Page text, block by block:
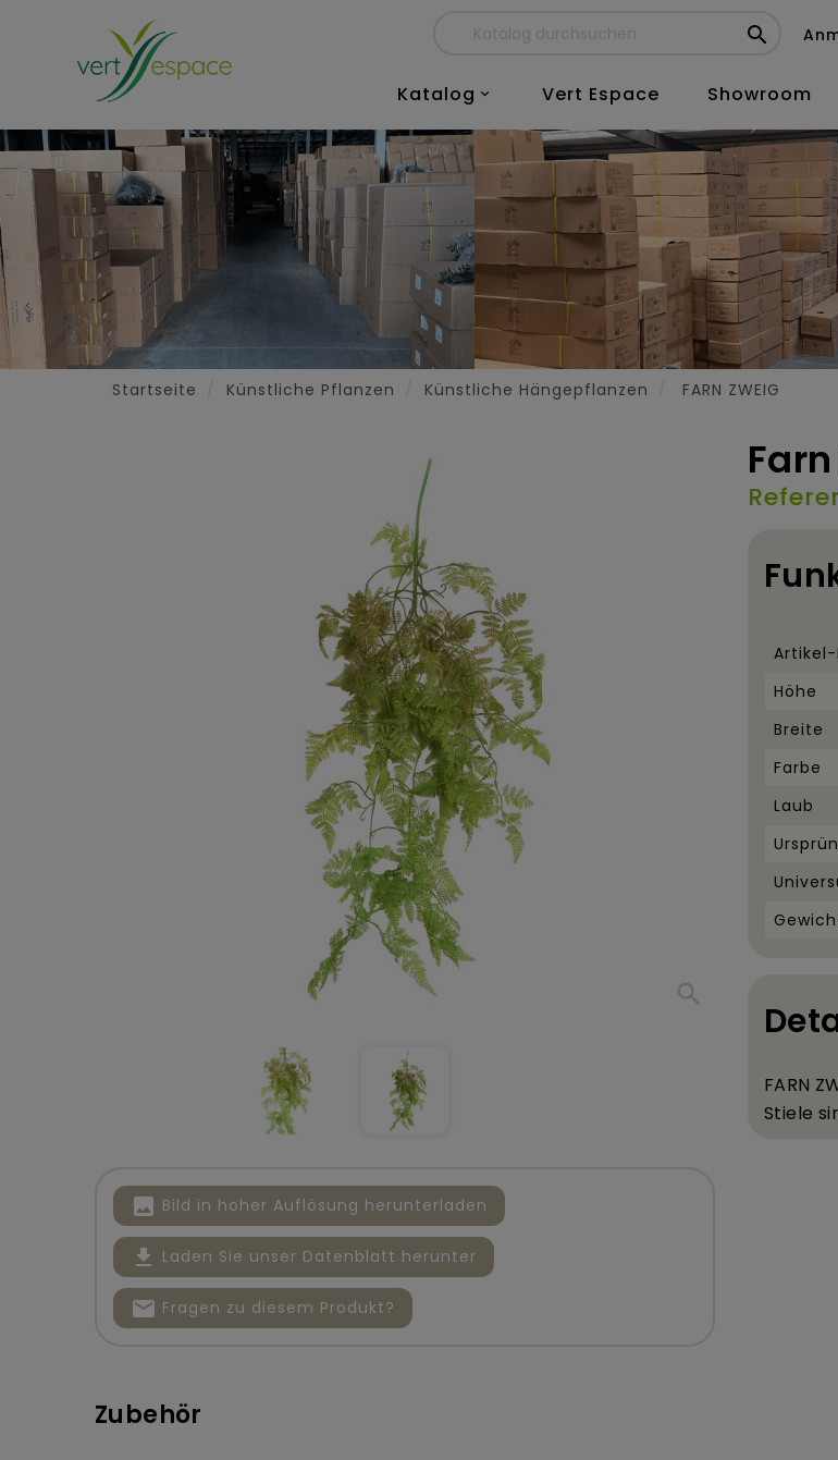


Katalog Vert Espace Showroom
Startseite Künstliche Pflanzen Künstliche Hängepflanzen FARN ZWEIG
search
image Bild in hoher Auflösung herunterladen
file_download Laden Sie unser Datenblatt herunter
mail Fragen zu diesem Produkt?
Artikel-
Höhe
Breite
Farbe
Laub
FARN
Stiele
Zubehör